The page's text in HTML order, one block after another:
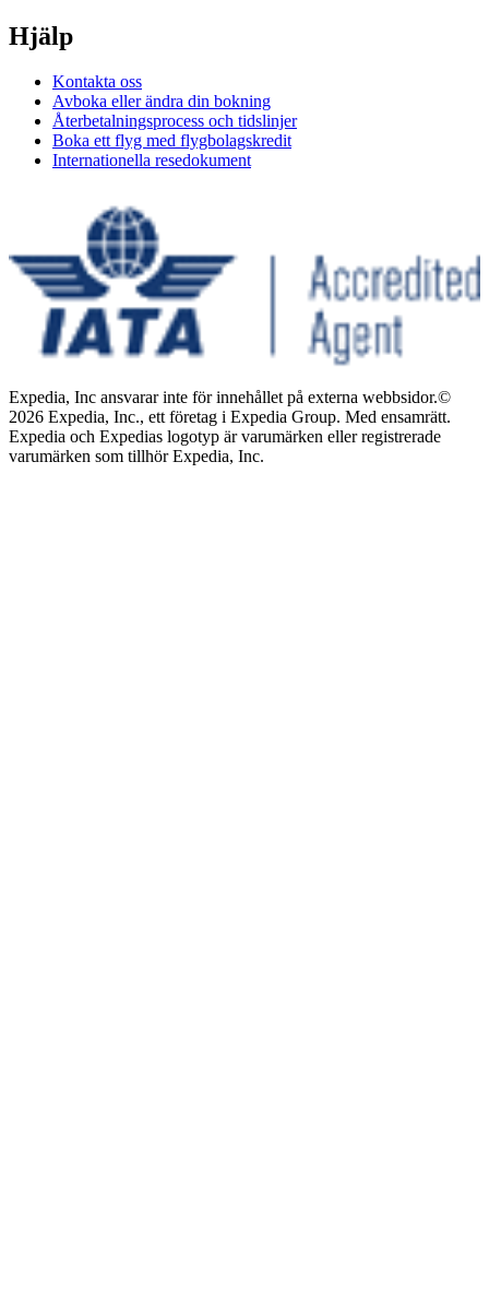
Hjälp
Kontakta oss
Avboka eller ändra din bokning
Återbetalningsprocess och tidslinjer
Boka ett flyg med flygbolagskredit
Internationella resedokument
Expedia, Inc ansvarar inte för innehållet på externa webbsidor.©
2026 Expedia, Inc., ett företag i Expedia Group. Med ensamrätt.
Expedia och Expedias logotyp är varumärken eller registrerade
varumärken som tillhör Expedia, Inc.